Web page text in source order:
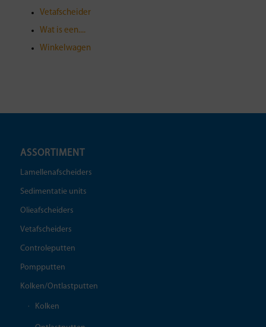
Vetafscheider
Wat is een....
Winkelwagen
ASSORTIMENT
Lamellenafscheiders
Sedimentatie units
Olieafscheiders
Vetafscheiders
Controleputten
Pompputten
Kolken/Ontlastputten
Kolken